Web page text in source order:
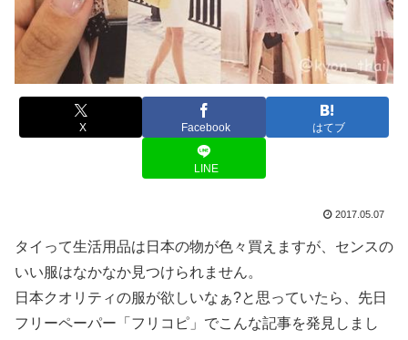
X Facebook はてブ
LINE
2017.05.07
タイって生活用品は日本の物が色々買えますが、センスの
いい服はなかなか見つけられません。
日本クオリティの服が欲しいなぁ?と思っていたら、先日
フリーペーパー「フリコピ」でこんな記事を発見しまし